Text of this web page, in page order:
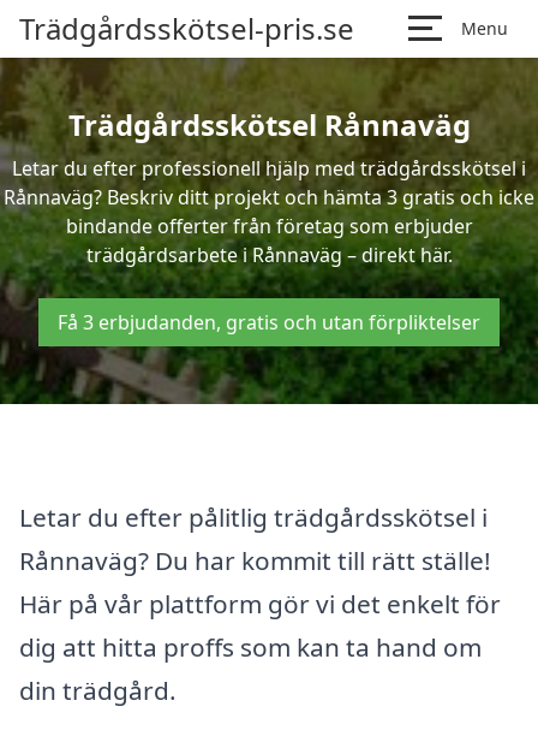
Trädgårdsskötsel-pris.se Menu
Trädgårdsskötsel Rånnaväg
Letar du efter professionell hjälp med trädgårdsskötsel i
Rånnaväg? Beskriv ditt projekt och hämta 3 gratis och icke
bindande offerter från företag som erbjuder
trädgårdsarbete i Rånnaväg – direkt här.
Få 3 erbjudanden, gratis och utan förpliktelser
Letar du efter pålitlig trädgårdsskötsel i
Rånnaväg? Du har kommit till rätt ställe!
Här på vår plattform gör vi det enkelt för
dig att hitta proffs som kan ta hand om
din trädgård.